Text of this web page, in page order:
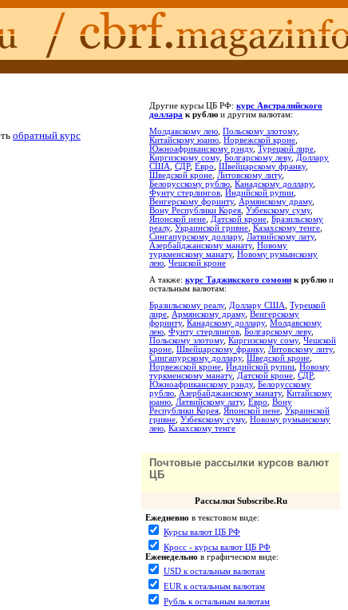
обратный курс
Другие курсы ЦБ РФ: курс Австралийского
доллара к рублю и другим валютам:
Молдавскому лею Польскому злотому,
Китайскому юаню Норвежской кроне
Южноафриканскому рэнду, Турецкой лире
Киргизскому сому, Болгарскому леву, Доллару
США
СДР, Евро Швейцарскому франку,
Шведской кроне Литовскому литу,
Белорусскому рублю Канадскому доллару,
Фунту стерлингов Индийской рупии
Венгерскому форинту, Армянскому драму,
Вону Республики Корея Узбекскому суму,
Японской иене
Датской кроне Бразильскому
реалу, Украинской гривне Казахскому тенге
Сингапурскому доллару, Латвийскому лату,
Азербайджанскому манату, Новому
туркменскому манату, Новому румынскому
лею Чешской кроне
А также: курс Таджикского сомони к рублю и
остальным валютам:
Бразильскому реалу, Доллару США
Турецкой
лире
Армянскому драму, Венгерскому
форинту, Канадскому доллару, Молдавскому
лею Фунту стерлингов Болгарскому леву,
Польскому злотому, Киргизскому сому, Чешской
кроне Швейцарскому франку, Литовскому литу,
Сингапурскому доллару, Шведской кроне
Норвежской кроне Индийской рупии Новому
туркменскому манату, Датской кроне СДР,
Южноафриканскому рэнду, Белорусскому
рублю
Азербайджанскому манату, Китайскому
юаню Латвийскому лату, Евро
Вону
Республики Корея
Японской иене Украинской
гривне Узбекскому суму, Новому румынскому
лею Казахскому тенге
Почтовые рассылки курсов валют
ЦБ
Рассылки Subscribe.Ru
Ежедневно в текстовом виде:
Курсы валют ЦБ РФ
Кросс - курсы валют ЦБ РФ
Еженедельно в графическом виде:
USD к остальным валютам
EUR к остальным валютам
Рубль к остальным валютам